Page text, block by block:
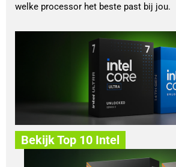
Bekijk Top 10 Intel
welke processor het beste past bij jou.